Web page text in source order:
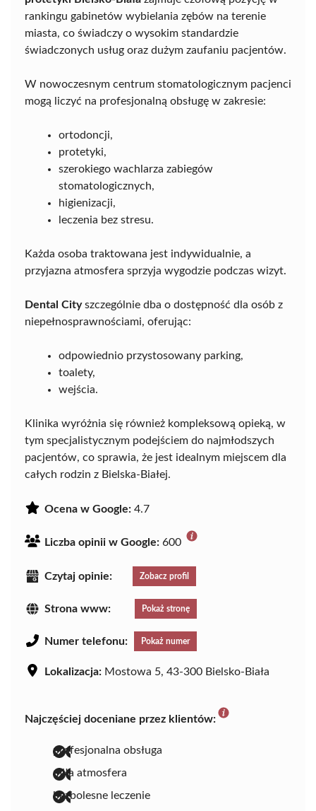
rankingu gabinetów wybielania zębów na terenie
miasta, co świadczy o wysokim standardzie
świadczonych usług oraz dużym zaufaniu pacjentów.
W nowoczesnym centrum stomatologicznym pacjenci
mogą liczyć na profesjonalną obsługę w zakresie:
ortodoncji,
protetyki,
szerokiego wachlarza zabiegów
stomatologicznych,
higienizacji,
leczenia bez stresu.
Każda osoba traktowana jest indywidualnie, a
przyjazna atmosfera sprzyja wygodzie podczas wizyt.
Dental Cityszczególnie dba o dostępność dla osób z
niepełnosprawnościami, oferując:
odpowiednio przystosowany parking,
toalety,
wejścia.
Klinika wyróżnia się również kompleksową opieką, w
tym specjalistycznym podejściem do najmłodszych
pacjentów, co sprawia, że jest idealnym miejscem dla
całych rodzin z Bielska-Białej.
Ocena w Google: 4.7
Liczba opinii w Google: 600
Czytaj opinie: Zobacz profil
Strona www: Pokaż stronę
Numer telefonu: Pokaż numer
Lokalizacja: Mostowa 5, 43-300 Bielsko-Biała
Najczęściej doceniane przez klientów:
profesjonalna obsługa
miła atmosfera
bezbolesne leczenie